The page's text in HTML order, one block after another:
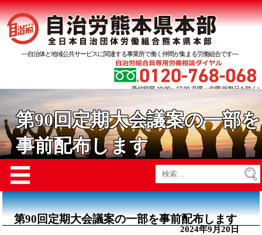
―自治体と地域公共サービスに関連する事業所で働く仲間が集まる労働組合です―
受付時間 10:00～17:00 月曜～金曜(祝祭日を除く)
第90回定期大会議案の一部を
事前配布します
☰
検
索:
第90回定期大会議案の一部を事前配布します
2024年9月20日